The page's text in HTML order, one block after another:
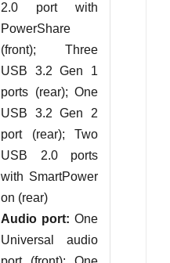
2.0 port with
PowerShare
(front); Three
USB 3.2 Gen 1
ports (rear); One
USB 3.2 Gen 2
port (rear); Two
USB 2.0 ports
with SmartPower
on (rear)
Audio port: One
Universal audio